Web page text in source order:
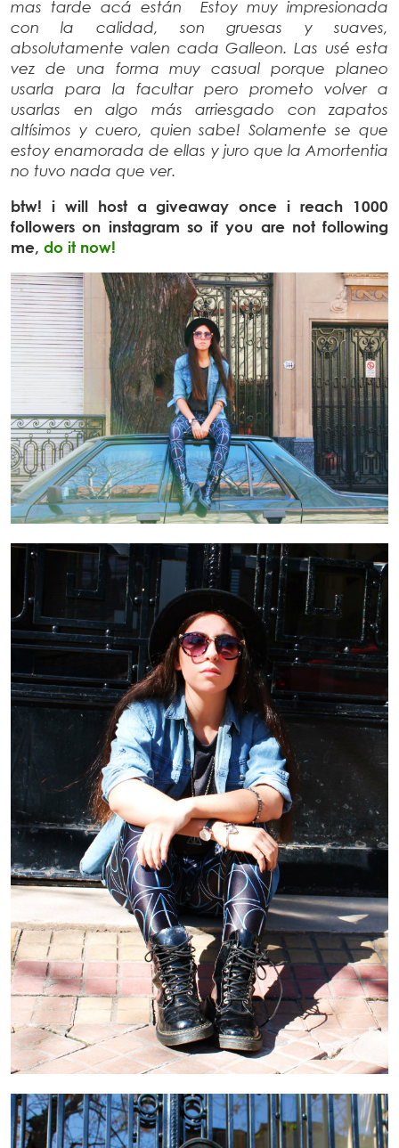
mas tarde acá están Estoy muy impresionada
con la calidad, son gruesas y suaves,
absolutamente valen cada Galleon. Las usé esta
vez de una forma muy casual porque planeo
usarla para la facultar pero prometo volver a
usarlas en algo más arriesgado con zapatos
altísimos y cuero, quien sabe! Solamente se que
estoy enamorada de ellas y juro que la Amortentia
no tuvo nada que ver.
btw! i will host a giveaway once i reach 1000
followers on instagram so if you are not following
me, do it now!